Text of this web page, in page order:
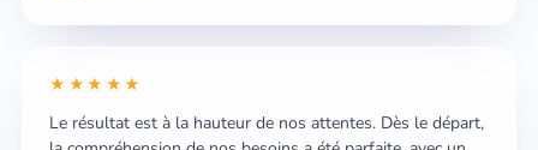
★★★★★
Le résultat est à la hauteur de nos attentes. Dès le départ,